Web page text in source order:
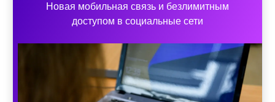
Новая мобильная связь и безлимитным
доступом в социальные сети